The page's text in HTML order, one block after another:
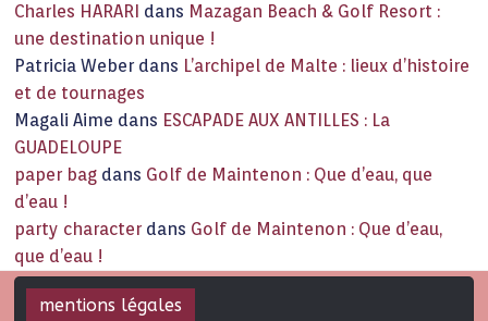
Charles HARARI dans Mazagan Beach & Golf Resort :
une destination unique !
Patricia Weber dans L’archipel de Malte : lieux d’histoire
et de tournages
Magali Aime dans ESCAPADE AUX ANTILLES : La
GUADELOUPE
paper bag dans Golf de Maintenon : Que d’eau, que
d’eau !
party character dans Golf de Maintenon : Que d’eau,
que d’eau !
mentions légales